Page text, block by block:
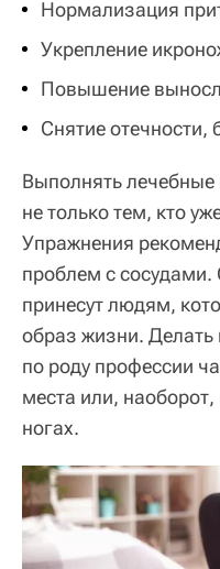
Нормализация
Укрепление
Повышение
Снятие отечности,
Выполнять
не только тем, кто
Упражнения
проблем с
принесут людям,
образ жизни. Делать
по роду профессии
места или,
ногах.